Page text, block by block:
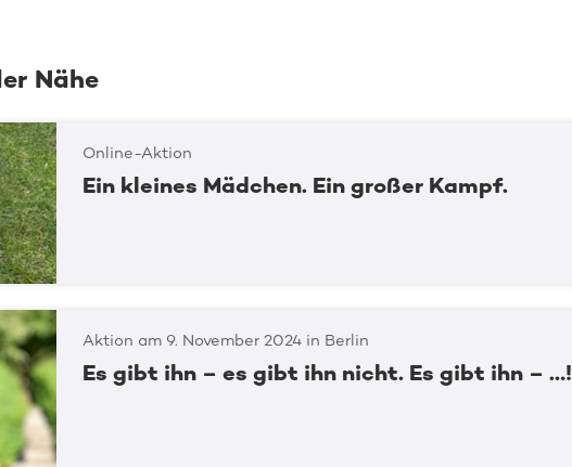
Nähe
Online-Aktion
Ein kleines Mädchen. Ein großer Kampf.
Aktion am 9. November 2024 in Berlin
Es gibt ihn – es gibt ihn nicht. Es gibt ihn – …!